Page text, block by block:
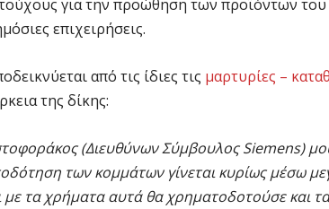
για την προώθηση των προϊόντων
επιχειρήσεις.
από τις ίδιες τις μαρτυρίες –
της δίκης:
(Διευθύνων Σύμβουλος Siemens)
των κομμάτων γίνεται κυρίως μέσω
με τα χρήματα αυτά θα χρηματοδοτούσε και